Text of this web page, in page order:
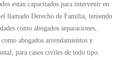
están capacitados para intervenir en
llamado Derecho de Familia, teniendo
como abogados separaciones,
abogados arrendamientos y
para casos civiles de todo tipo.